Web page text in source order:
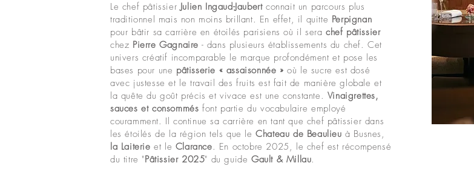
Le chef pâtissierJulien Ingaud-Jaubertconnait un parcours plus
traditionnel mais non moins brillant. En effet, il quitte Perpignan
pour bâtir sa carrière en étoilés parisiens où il serachef pâtissier
chez Pierre Gagnaire - dans plusieurs établissements du chef. Cet
univers créatif incomparable le marque profondément et pose les
bases pour une pâtisserie « assaisonnée » où le sucre est dosé
avec justesse et le travail des fruits est fait de manière globale et
la quête du goût précis et vivace est une constante. Vinaigrettes,
sauces et consommés font partie du vocabulaire employé
couramment. Il continue sa carrière en tant que chef pâtissier dans
les étoilés de la région tels que leChateau de Beaulieu à Busnes,
la Laiterie et le Clarance. En octobre 2025, le chef est récompensé
du titre "Pâtissier2025" du guideGault & Millau.